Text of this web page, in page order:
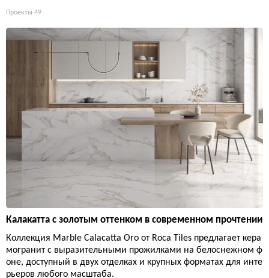
Проекты 49
Калакатта с золотым оттенком в современном прочтении
Коллекция Marble Calacatta Oro от Roca Tiles предлагает кера
могранит с выразительными прожилками на белоснежном ф
оне, доступный в двух отделках и крупных форматах для инте
рьеров любого масштаба.